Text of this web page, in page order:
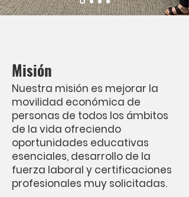
Misión
Nuestra misión es mejorar la
movilidad económica de
personas de todos los ámbitos
de la vida ofreciendo
oportunidades educativas
esenciales, desarrollo de la
fuerza laboral y certificaciones
profesionales muy solicitadas.